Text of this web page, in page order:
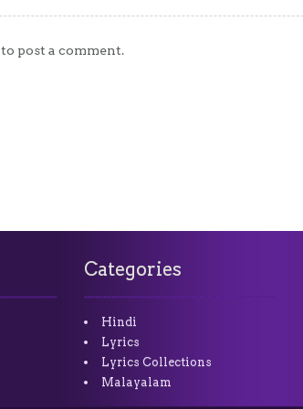
to post a comment.
Categories
Hindi
Lyrics
Lyrics Collections
Malayalam